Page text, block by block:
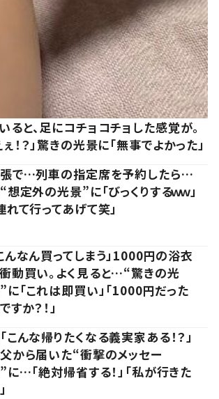
ると、足にコチョコチョした感覚が。
！？」驚きの光景に「無事でよかった」
で…列車の指定席を予約したら…
定外の光景”に「びっくりするｗｗ」
れて行ってあげて笑」
んなん買ってしまう」1000円の浴衣
動買い。よく見ると…“驚きの光
に「これは即買い」「1000円だった
すか？！」
こんな帰りたくなる義実家ある！？」
から届いた“衝撃のメッセー
に…「絶対帰省する！」「私が行きた